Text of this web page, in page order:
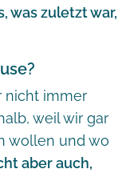
was zuletzt war,
nicht immer
weil wir gar
wollen und wo
aber auch,